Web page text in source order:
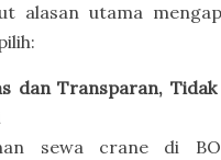
alasan utama
dan Transparan, Tidak
sewa crane di